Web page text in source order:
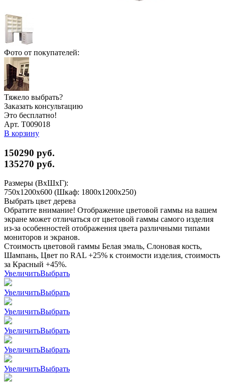
Фото от покупателей:
Тяжело выбрать?
Заказать консультацию
Это бесплатно!
Арт. Т009018
В корзину
150290 руб.
135270 руб.
Размеры (ВхШхГ):
750x1200x600 (Шкаф: 1800x1200x250)
Выбрать цвет дерева
Обратите внимание! Отображение цветовой гаммы на вашем
экране может отличаться от цветовой гаммы самого изделия
из-за особенностей отображения цвета различными типами
мониторов и экранов.
Стоимость цветовой гаммы Белая эмаль, Слоновая кость,
Шампань, Цвет по RAL +25% к стоимости изделия, стоимость
за Красный +45%.
УвеличитьВыбрать
УвеличитьВыбрать
УвеличитьВыбрать
УвеличитьВыбрать
УвеличитьВыбрать
УвеличитьВыбрать